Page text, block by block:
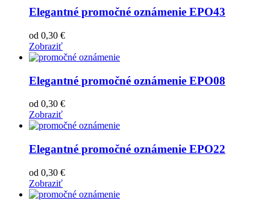
Elegantné promočné oznámenie EPO43
od 0,30 €
Zobraziť
Elegantné promočné oznámenie EPO08
od 0,30 €
Zobraziť
Elegantné promočné oznámenie EPO22
od 0,30 €
Zobraziť